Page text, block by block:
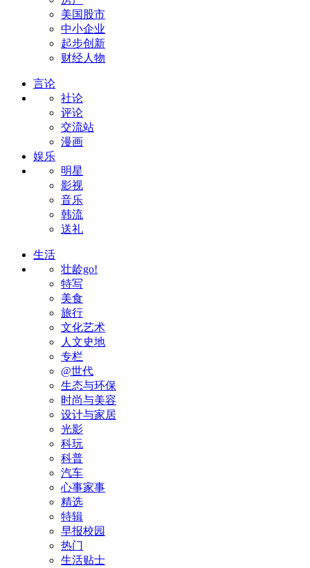
美国股市
中小企业
起步创新
财经人物
言论
社论
评论
交流站
漫画
娱乐
明星
影视
音乐
韩流
送礼
生活
壮龄go!
特写
美食
旅行
文化艺术
人文史地
专栏
@世代
生态与环保
时尚与美容
设计与家居
光影
科玩
科普
汽车
心事家事
精选
特辑
早报校园
热门
生活贴士